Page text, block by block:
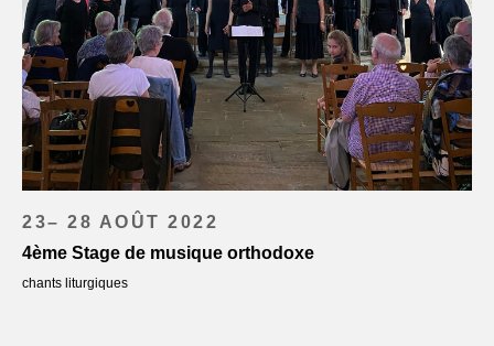
23– 28 AOÛT 2022
4ème Stage de musique orthodoxe
chants liturgiques